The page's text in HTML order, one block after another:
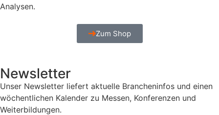
Analysen.
Zum Shop
Newsletter
Unser Newsletter liefert aktuelle Brancheninfos und einen
wöchentlichen Kalender zu Messen, Konferenzen und
Weiterbildungen.